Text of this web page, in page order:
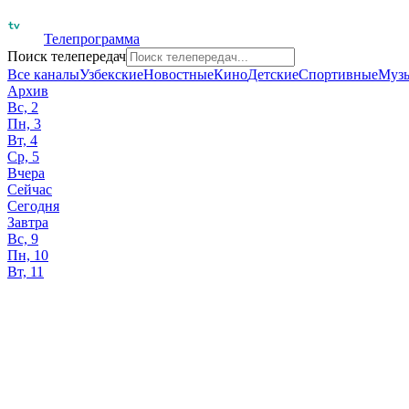
Телепрограмма
Поиск телепередач
Все каналыУзбекскиеНовостныеКиноДетскиеСпортивные
Архив
Вс, 2
Пн, 3
Вт, 4
Ср, 5
Вчера
Сейчас
Сегодня
Завтра
Вс, 9
Пн, 10
Вт, 11